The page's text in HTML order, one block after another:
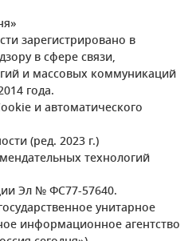
зарегистрировано в
в сфере связи,
и массовых коммуникаций
года.
и автоматического
(ред. 2023 г.)
технологий
Эл № ФС77-57640.
унитарное
информационное агентство